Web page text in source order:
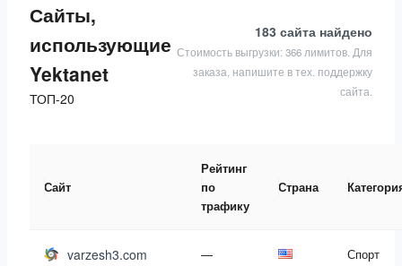
Сайты,
использующие
Yektanet
ТОП-20
183 сайта найдено
Стоимость выгрузки: 366 лимитов. Для
заказа, напишите в тех. поддержку
сайта.
Сайт
Рейтинг
по
трафику
Страна
varzesh3.com — Спорт